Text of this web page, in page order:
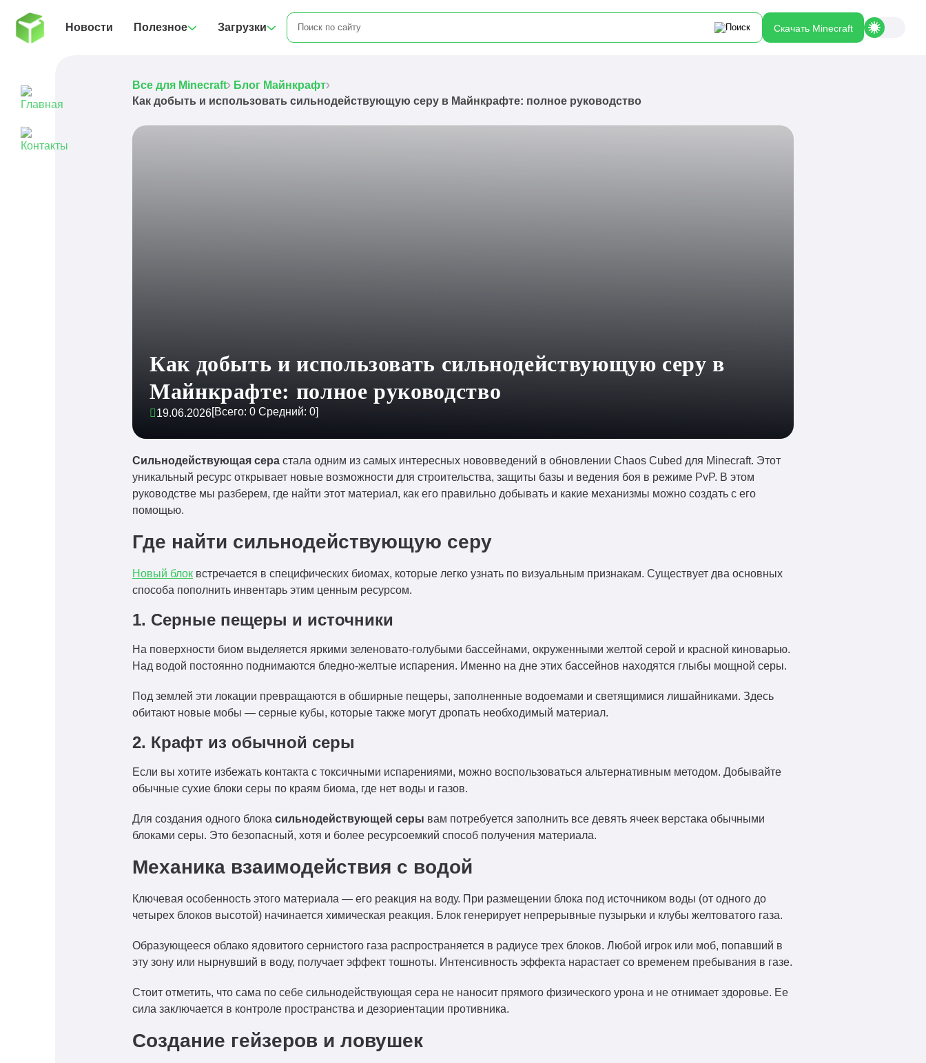
Новости Полезное Загрузки Скачать Minecraft
Все для Minecraft
Блог Майнкрафт
Как добыть и использовать сильнодействующую серу в Майнкрафте: полное руководство
Как добыть и использовать сильнодействующую серу в
Майнкрафте: полное руководство
19.06.2026[Всего: 0 Средний: 0]
Сильнодействующая сера стала одним из самых интересных нововведений в обновлении Chaos Cubed для Minecraft. Этот
уникальный ресурс открывает новые возможности для строительства, защиты базы и ведения боя в режиме PvP. В этом
руководстве мы разберем, где найти этот материал, как его правильно добывать и какие механизмы можно создать с его
помощью.
Где найти сильнодействующую серу
Новый блок встречается в специфических биомах, которые легко узнать по визуальным признакам. Существует два основных
способа пополнить инвентарь этим ценным ресурсом.
1. Серные пещеры и источники
На поверхности биом выделяется яркими зеленовато-голубыми бассейнами, окруженными желтой серой и красной киноварью.
Над водой постоянно поднимаются бледно-желтые испарения. Именно на дне этих бассейнов находятся глыбы мощной серы.
Под землей эти локации превращаются в обширные пещеры, заполненные водоемами и светящимися лишайниками. Здесь
обитают новые мобы — серные кубы, которые также могут дропать необходимый материал.
2. Крафт из обычной серы
Если вы хотите избежать контакта с токсичными испарениями, можно воспользоваться альтернативным методом. Добывайте
обычные сухие блоки серы по краям биома, где нет воды и газов.
Для создания одного блока сильнодействующей серы вам потребуется заполнить все девять ячеек верстака обычными
блоками серы. Это безопасный, хотя и более ресурсоемкий способ получения материала.
Механика взаимодействия с водой
Ключевая особенность этого материала — его реакция на воду. При размещении блока под источником воды (от одного до
четырех блоков высотой) начинается химическая реакция. Блок генерирует непрерывные пузырьки и клубы желтоватого газа.
Образующееся облако ядовитого сернистого газа распространяется в радиусе трех блоков. Любой игрок или моб, попавший в
эту зону или нырнувший в воду, получает эффект тошноты. Интенсивность эффекта нарастает со временем пребывания в газе.
Стоит отметить, что сама по себе сильнодействующая сера не наносит прямого физического урона и не отнимает здоровье. Ее
сила заключается в контроле пространства и дезориентации противника.
Создание гейзеров и ловушек